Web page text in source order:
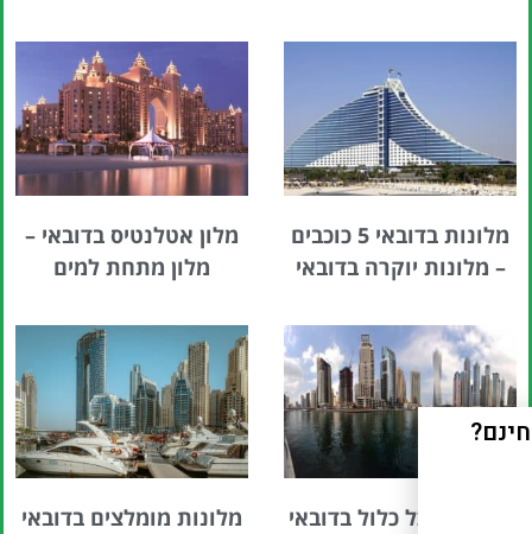
מלונות בדובאי 5 כוכבים
– מלונות יוקרה בדובאי
מלון אטלנטיס בדובאי –
מלון מתחת למים
מלונות הכל כלול בדובאי
מלונות מומלצים בדובאי